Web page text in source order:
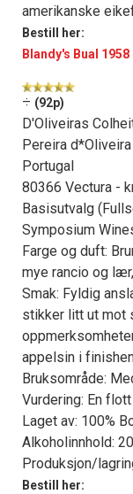
amerikanske
Bestill her:
Blandy's Bual
÷ (92p)
D'Oliveiras
Pereira d*Oliveira
Portugal
80366 Vectura -
Basisutvalg
Symposium
Farge og duft:
mye rancio og
Smak: Fyldig
stikker litt ut mot
appelsin i
Bruksområde:
Vurdering: En
Laget av: 100%
Alkoholinnhold:
Produksjon/
Bestill her: